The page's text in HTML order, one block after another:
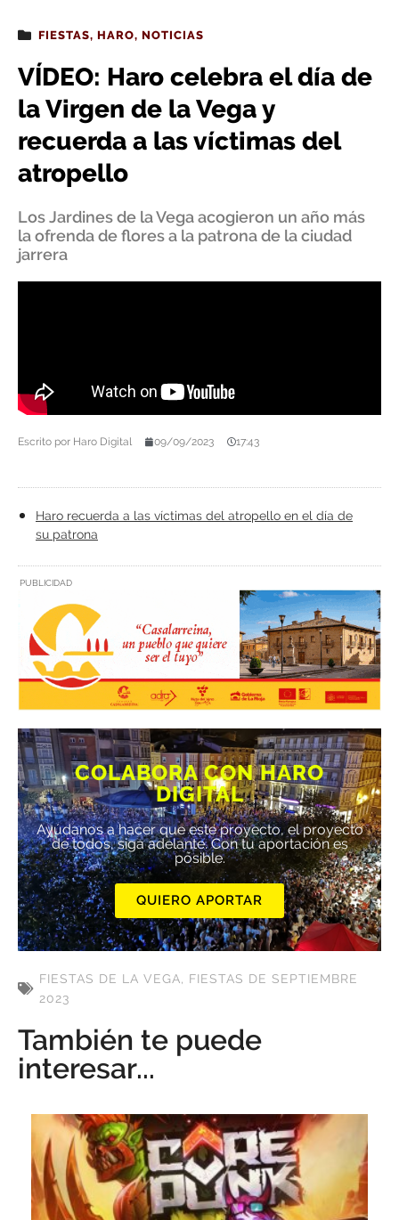
FIESTAS, HARO, NOTICIAS
VÍDEO: Haro celebra el día de
la Virgen de la Vega y
recuerda a las víctimas del
atropello
Los Jardines de la Vega acogieron un año más
la ofrenda de flores a la patrona de la ciudad
jarrera
Escrito por Haro Digital 09/09/2023 17:43
Haro recuerda a las víctimas del atropello en el día de
su patrona
PUBLICIDAD
COLABORA CON HARO
DIGITAL
Ayúdanos a hacer que este proyecto, el proyecto
de todos, siga adelante. Con tu aportación es
posible.
QUIERO APORTAR
FIESTAS DE LA VEGA, FIESTAS DE SEPTIEMBRE
2023
También te puede
interesar...